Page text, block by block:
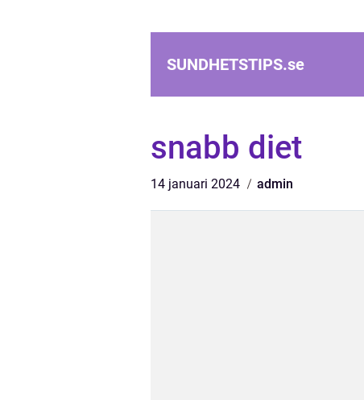
SUNDHETSTIPS.se
snabb diet
14 januari 2024 admin